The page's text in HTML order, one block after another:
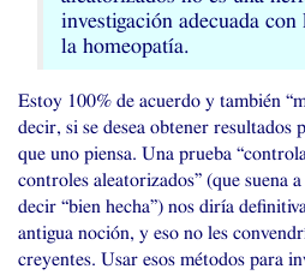
investigación adecuada
la homeopatía.
Estoy 100% de acuerdo y también
decir, si se desea obtener resultados
que uno piensa. Una prueba
controles aleatorizados” (que suena
decir “bien hecha”) nos diría
antigua noción, y eso no les
creyentes. Usar esos métodos para